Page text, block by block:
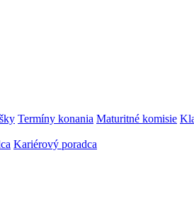
Termíny konania Maturitné komisie
Kariérový poradca